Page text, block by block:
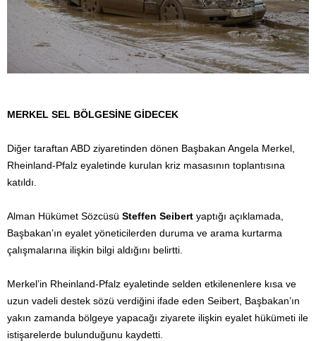
​​​​​​​MERKEL SEL BÖLGESİNE GİDECEK
Diğer taraftan ABD ziyaretinden dönen Başbakan Angela Merkel,
Rheinland-Pfalz eyaletinde kurulan kriz masasının toplantısına
katıldı.
Alman Hükümet Sözcüsü Steffen Seibert yaptığı açıklamada,
Başbakan’ın eyalet yöneticilerden duruma ve arama kurtarma
çalışmalarına ilişkin bilgi aldığını belirtti.
Merkel’in Rheinland-Pfalz eyaletinde selden etkilenenlere kısa ve
uzun vadeli destek sözü verdiğini ifade eden Seibert, Başbakan’ın
yakın zamanda bölgeye yapacağı ziyarete ilişkin eyalet hükümeti ile
istişarelerde bulunduğunu kaydetti.